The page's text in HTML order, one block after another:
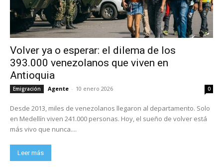
Volver ya o esperar: el dilema de los
393.000 venezolanos que viven en
Antioquia
Emigración Agente - 10 enero 2026 0
Desde 2013, miles de venezolanos llegaron al departamento. Solo
en Medellín viven 241.000 personas. Hoy, el sueño de volver está
más vivo que nunca....
Leer más